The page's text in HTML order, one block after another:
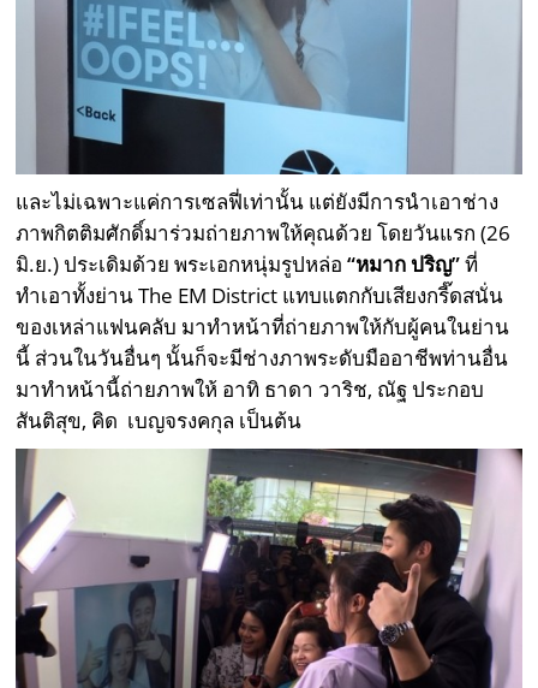
และไม่เฉพาะแค่การเซลฟี่เท่านั้น แต่ยังมีการนำเอาช่าง
ภาพกิตติมศักดิ์มาร่วมถ่ายภาพให้คุณด้วย โดยวันแรก (26
มิ.ย.) ประเดิมด้วย พระเอกหนุ่มรูปหล่อ“หมาก ปริญ”ที่
ทำเอาทั้งย่าน The EM District แทบแตกกับเสียงกรี๊ดสนั่น
ของเหล่าแฟนคลับ มาทำหน้าที่ถ่ายภาพให้กับผู้คนในย่าน
นี้ ส่วนในวันอื่นๆ นั้นก็จะมีช่างภาพระดับมืออาชีพท่านอื่น
มาทำหน้านี้ถ่ายภาพให้ อาทิ ธาดา วาริช, ณัฐ ประกอบ
สันติสุข, คิด เบญจรงคกุล เป็นต้น